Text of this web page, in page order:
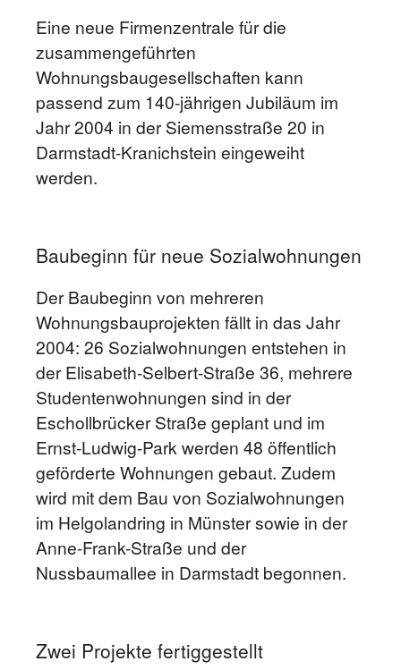
Eine neue Firmenzentrale für die
zusammengeführten
Wohnungsbaugesellschaften kann
passend zum 140-jährigen Jubiläum im
Jahr 2004 in der Siemensstraße 20 in
Darmstadt-Kranichstein eingeweiht
werden.
Baubeginn für neue Sozialwohnungen
Der Baubeginn von mehreren
Wohnungsbauprojekten fällt in das Jahr
2004: 26 Sozialwohnungen entstehen in
der Elisabeth-Selbert-Straße 36, mehrere
Studentenwohnungen sind in der
Eschollbrücker Straße geplant und im
Ernst-Ludwig-Park werden 48 öffentlich
geförderte Wohnungen gebaut. Zudem
wird mit dem Bau von Sozialwohnungen
im Helgolandring in Münster sowie in der
Anne-Frank-Straße und der
Nussbaumallee in Darmstadt begonnen.
Zwei Projekte fertiggestellt